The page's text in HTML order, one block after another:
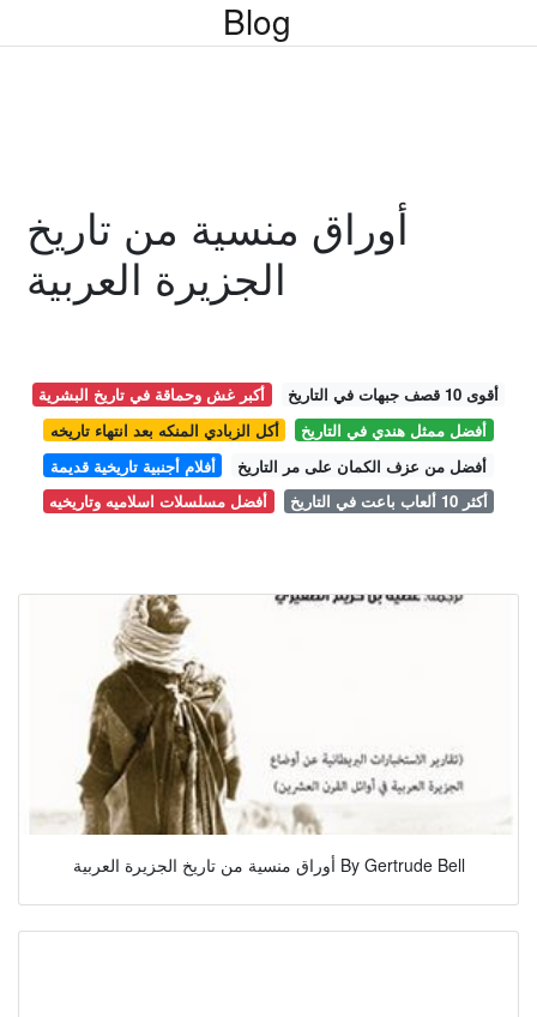
Blog
أوراق منسية من تاريخ
الجزيرة العربية
أكبر غش وحماقة في تاريخ البشرية
أقوى 10 قصف جبهات في التاريخ
أكل الزبادي المنكه بعد انتهاء تاريخه
أفضل ممثل هندي في التاريخ
أفلام أجنبية تاريخية قديمة
أفضل من عزف الكمان على مر التاريخ
أفضل مسلسلات اسلاميه وتاريخيه
أكثر 10 ألعاب باعت في التاريخ
أوراق منسية من تاريخ الجزيرة العربية By Gertrude Bell